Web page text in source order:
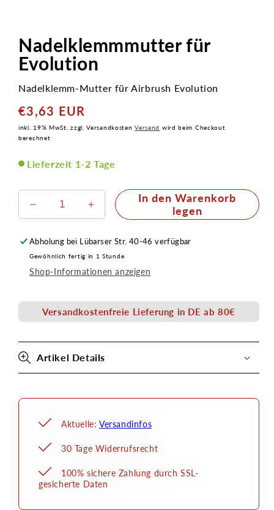
Modal
öffnenNadelklemmmutter für
Evolution
Nadelklemm-Mutter für Airbrush Evolution
Normaler
Preis
€3,63 EUR
inkl. 19% MwSt. zzgl. VersandkostenVersand wird beim Checkout
berechnet
Lieferzeit 1-2 Tage
Verringere
die
Menge
für
Nadelklemmmutter
für
Erhöhe
die
Menge
für
Nadelklemmmutter
für
In den Warenkorb
legen
Abholung bei Lübarser Str. 40-46 verfügbar
Gewöhnlich fertig in 1 Stunde
Shop-Informationen anzeigen
Versandkostenfreie Lieferung in DE ab 80€
Artikel Details
Aktuelle: Versandinfos
30 Tage Widerrufsrecht
100% sichere Zahlung durch SSL-
gesicherte Daten